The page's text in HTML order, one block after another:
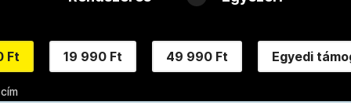
Ft 19 990 Ft 49 990 Ft Egyedi